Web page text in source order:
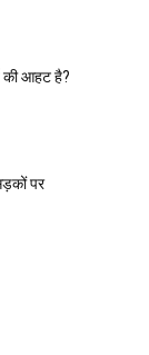
की आहट है?
पर